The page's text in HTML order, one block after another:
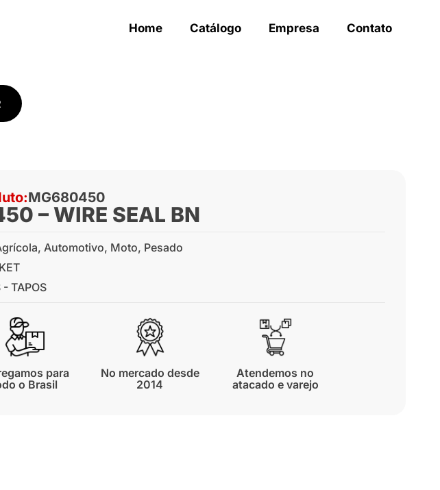
Home Catálogo Empresa Contato
MG680450
– WIRE SEAL BN
, Automotivo, Moto, Pesado
KET
- TAPOS
para
o Brasil
No mercado desde
2014
Atendemos no
atacado e varejo